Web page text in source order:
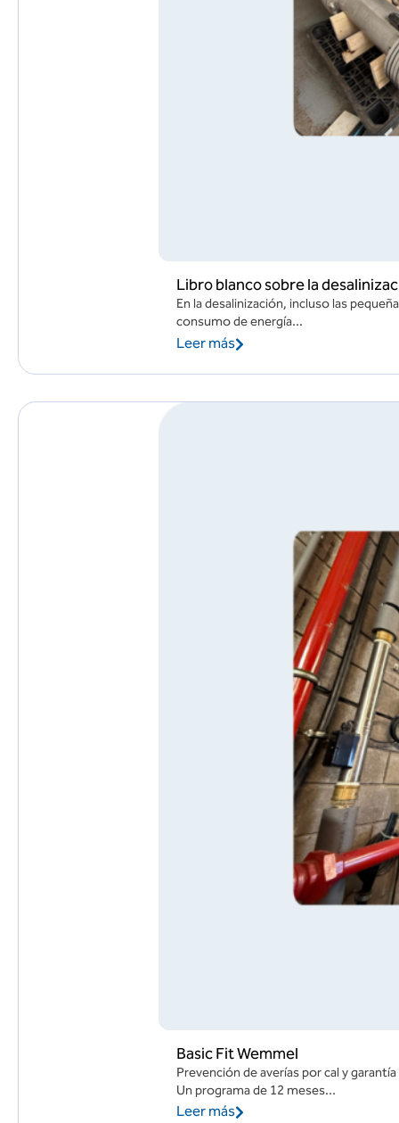
Libro blanco sobre la
En la desalinización, incluso las
consumo de energía...
Leer más
Basic Fit Wemmel
Prevención de averías por cal y
Un programa de 12 meses...
Leer más